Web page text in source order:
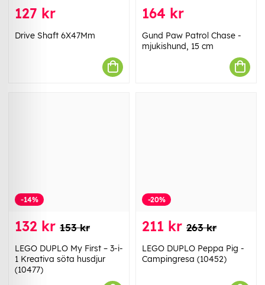
127 kr
Drive Shaft 6X47Mm
164 kr
Gund Paw Patrol Chase -
mjukishund, 15 cm
-14%
132 kr 153 kr
LEGO DUPLO My First – 3-i-
1 Kreativa söta husdjur
(10477)
-20%
211 kr 263 kr
LEGO DUPLO Peppa Pig -
Campingresa (10452)